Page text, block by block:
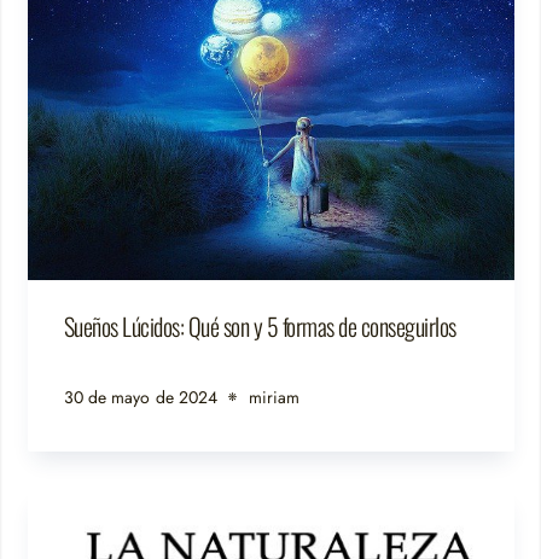
Sueños Lúcidos: Qué son y 5 formas de conseguirlos
30 de mayo de 2024 miriam